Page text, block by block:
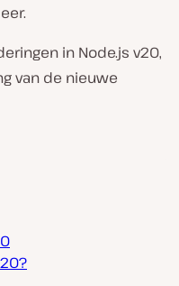
in Node.js v20,
van de nieuwe